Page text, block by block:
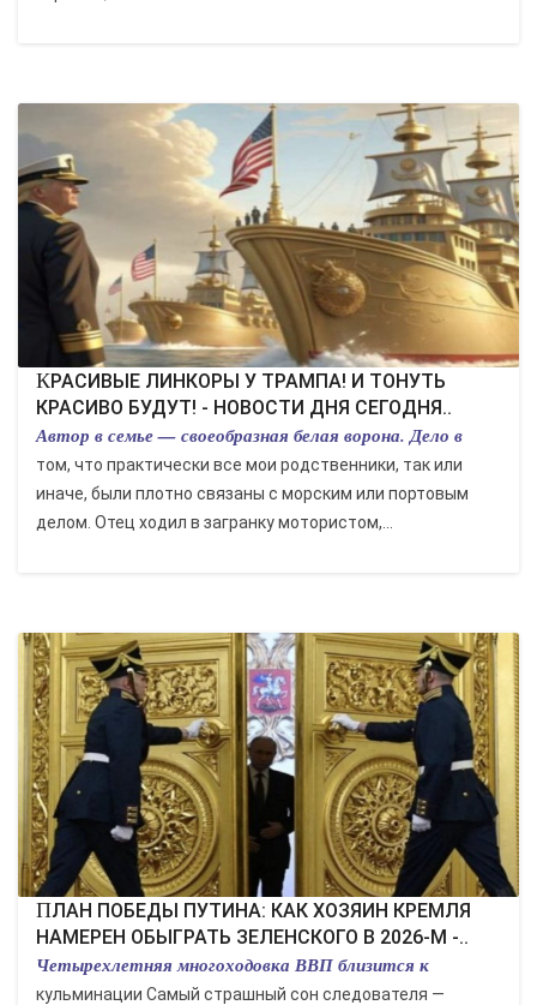
КРАСИВЫЕ ЛИНКОРЫ У ТРАМПА! И ТОНУТЬ
КРАСИВО БУДУТ! - НОВОСТИ ДНЯ СЕГОДНЯ..
Автор в семье — своеобразная белая ворона. Дело в
том, что практически все мои родственники, так или
иначе, были плотно связаны с морским или портовым
делом. Отец ходил в загранку мотористом,...
ПЛАН ПОБЕДЫ ПУТИНА: КАК ХОЗЯИН КРЕМЛЯ
НАМЕРЕН ОБЫГРАТЬ ЗЕЛЕНСКОГО В 2026-М -..
Четырехлетняя многоходовка ВВП близится к
кульминации Самый страшный сон следователя —